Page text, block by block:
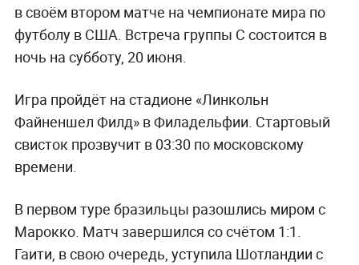
в своём втором матче на чемпионате мира по
футболу в США. Встреча группы C состоится в
ночь на субботу, 20 июня.
Игра пройдёт на стадионе «Линкольн
Файненшел Филд» в Филадельфии. Стартовый
свисток прозвучит в 03:30 по московскому
времени.
В первом туре бразильцы разошлись миром с
Марокко. Матч завершился со счётом 1:1.
Гаити, в свою очередь, уступила Шотландии с